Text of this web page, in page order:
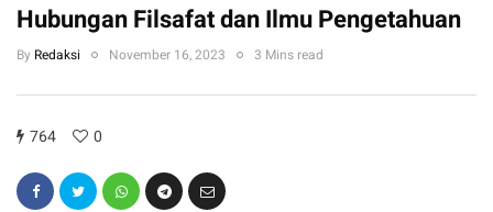
Hubungan Filsafat dan Ilmu Pengetahuan
By Redaksi November 16, 2023 3 Mins read
764 0